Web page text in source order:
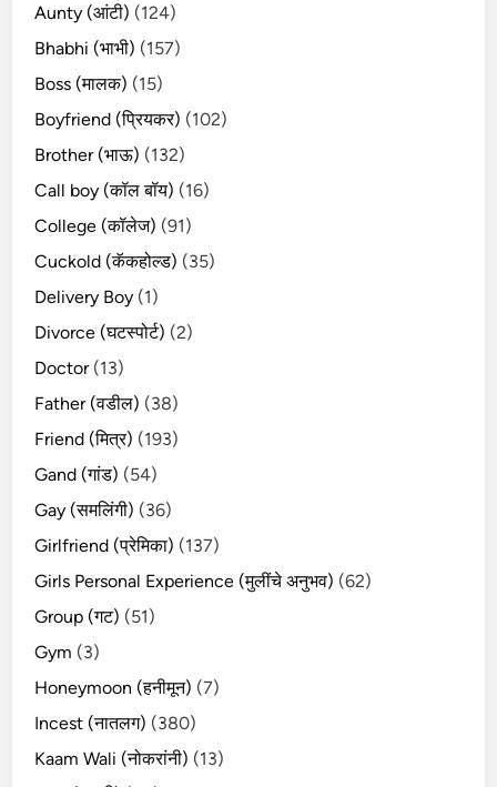
Aunty (आंटी) (124)
Bhabhi (भाभी) (157)
Boss (मालक) (15)
Boyfriend (प्रियकर) (102)
Brother (भाऊ) (132)
Call boy (कॉल बॉय) (16)
College (कॉलेज) (91)
Cuckold (कॅकहोल्ड) (35)
Delivery Boy (1)
Divorce (घटस्पोर्ट) (2)
Doctor(13)
Father (वडील) (38)
Friend (मित्र) (193)
Gand (गांड) (54)
Gay (समलिंगी) (36)
Girlfriend (प्रेमिका) (137)
Girls Personal Experience (मुलींचे अनुभव) (62)
Group (गट) (51)
Gym (3)
Honeymoon (हनीमून) (7)
Incest (नातलग) (380)
Kaam Wali (नोकरांनी) (13)